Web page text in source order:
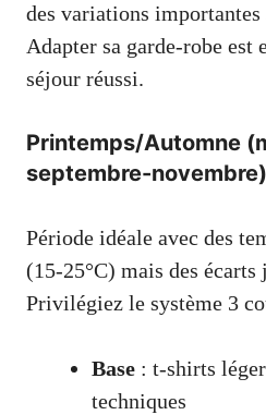
des variations
Adapter sa garde-robe est
séjour réussi.
Printemps/Automne
septembre-novembre)
Période idéale avec des
(15-25°C) mais des
Privilégiez le système 3
Base : t-shirts
techniques